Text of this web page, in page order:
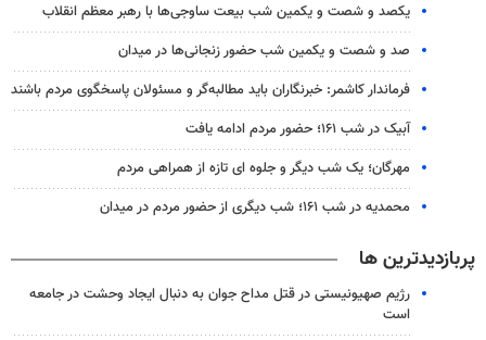
یکصد و شصت و یکمین شب بیعت ساوجی‌ها با رهبر معظم انقلاب
صد و شصت و یکمین شب حضور زنجانی‌ها در میدان
فرماندار کاشمر: خبرنگاران باید مطالبه‌گر و مسئولان پاسخگوی مردم باشند
آبیک در شب ۱۶۱؛ حضور مردم ادامه یافت
مهرگان؛ یک شب دیگر و جلوه ای تازه از همراهی مردم
محمدیه در شب ۱۶۱؛ شب دیگری از حضور مردم در میدان
پربازدیدترین ها
رژیم صهیونیستی در قتل مداح جوان به دنبال ایجاد وحشت در جامعه
است